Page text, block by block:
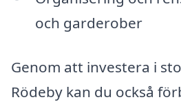
och garderober
Genom att investera i
Rödeby kan du också